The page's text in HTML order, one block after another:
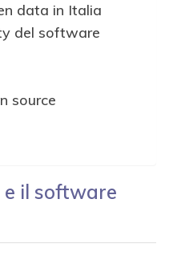
data in Italia
del software
source
e il software